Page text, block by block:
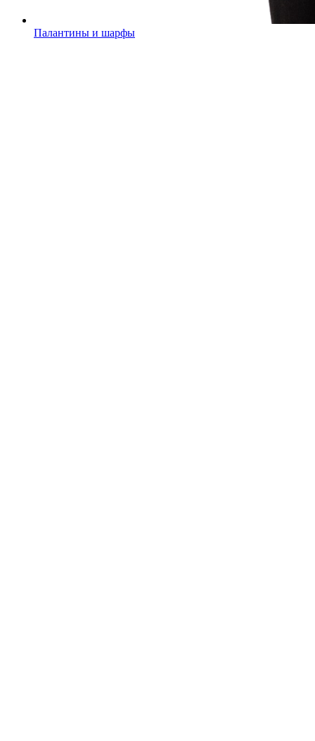
Палантины и шарфы